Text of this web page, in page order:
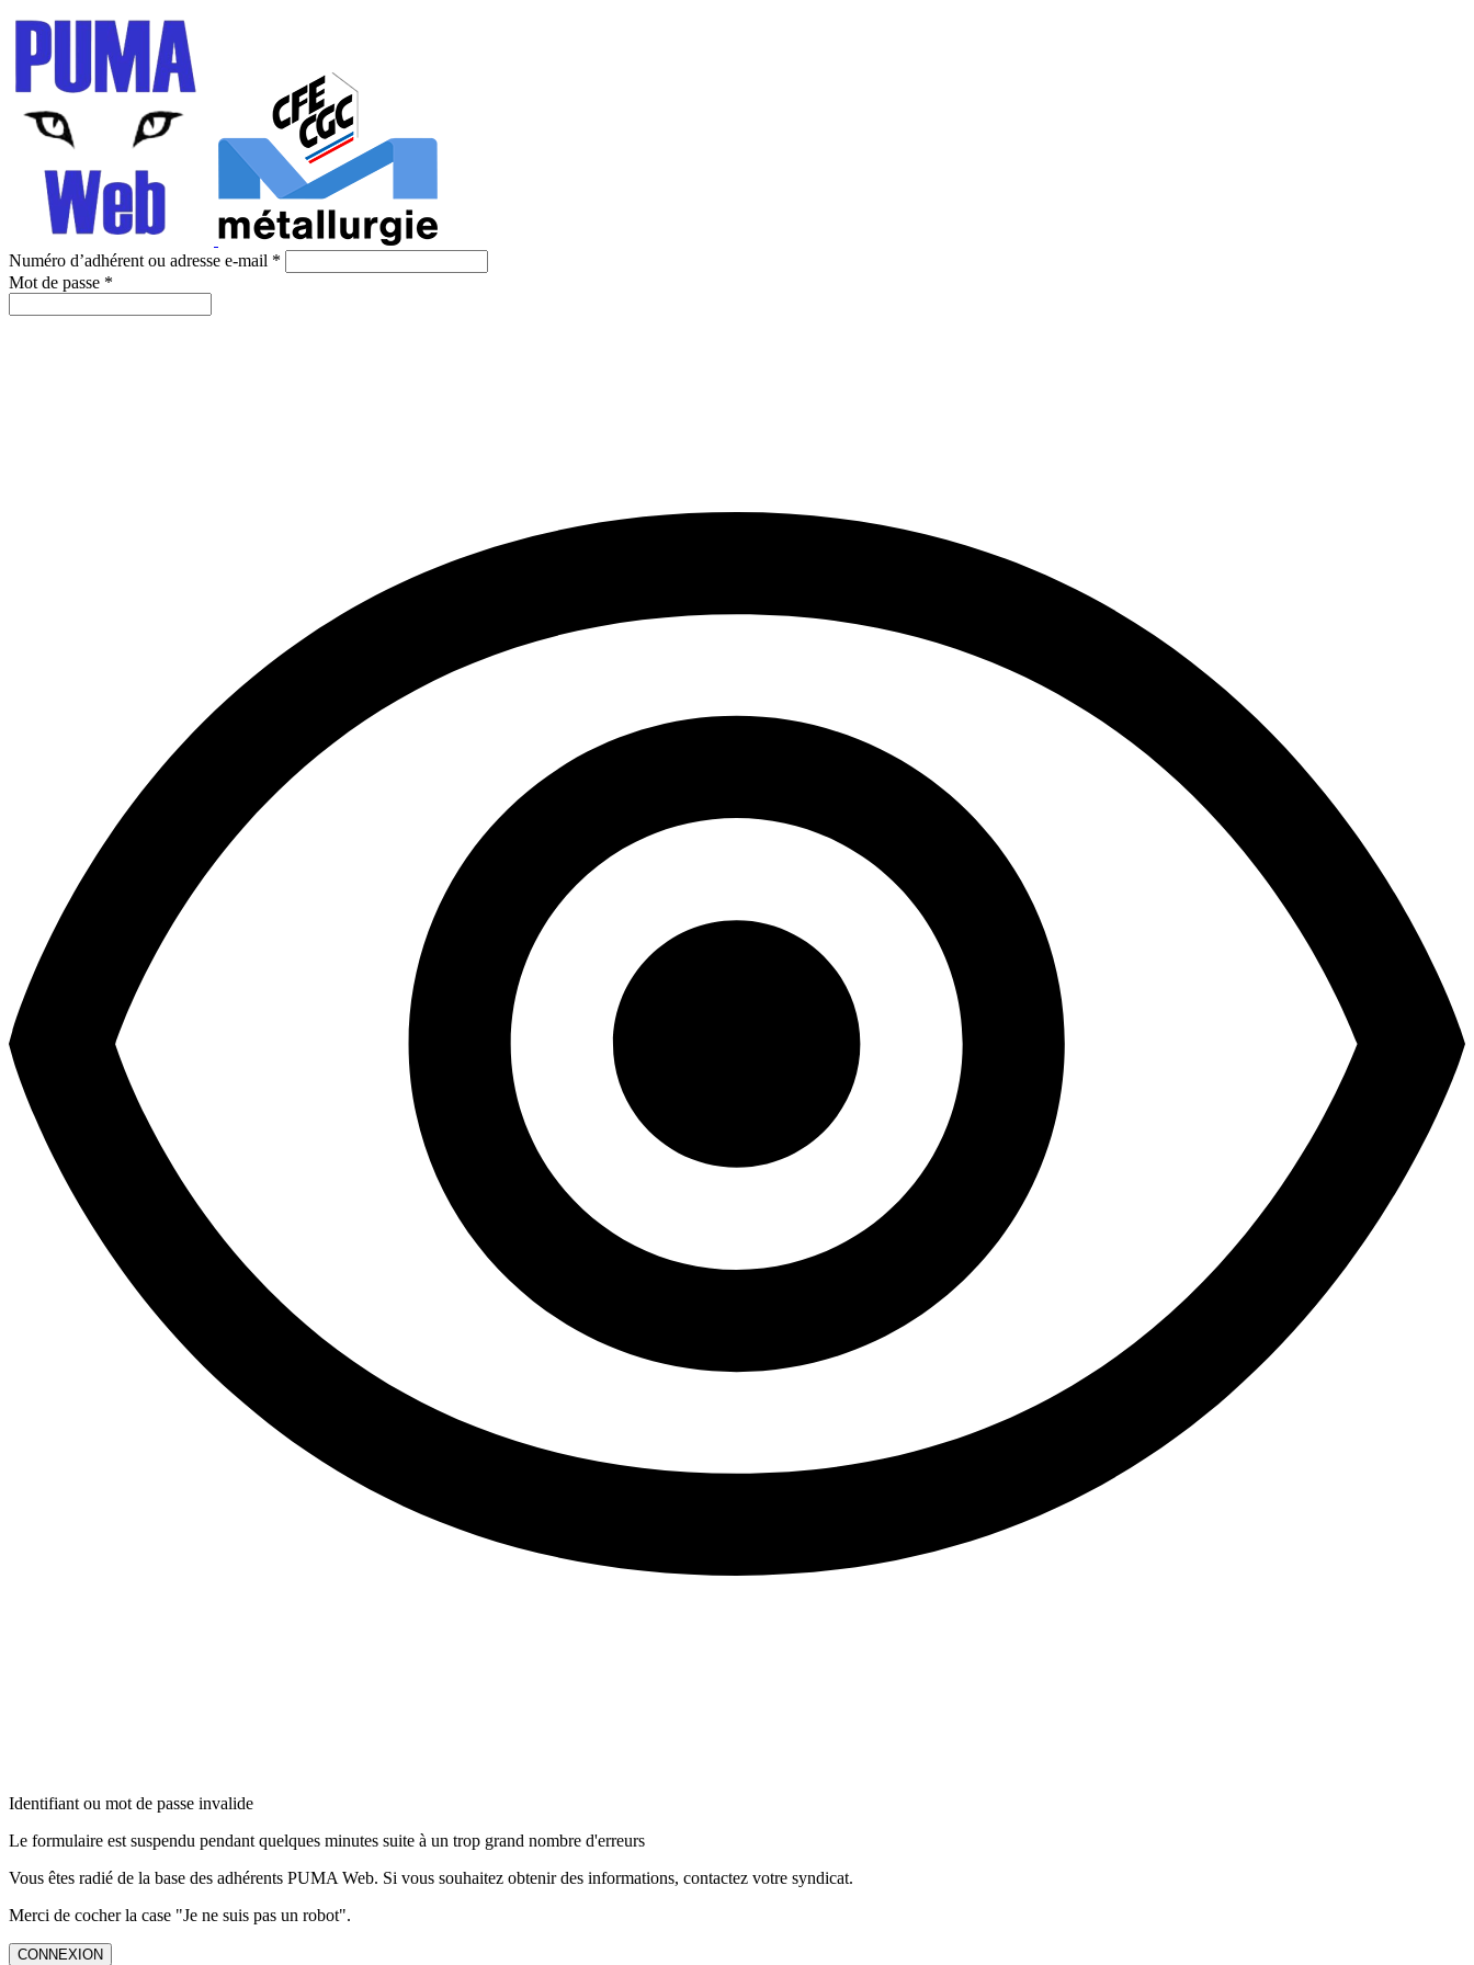
Numéro d’adhérent ou adresse e-mail *
Mot de passe *
Identifiant ou mot de passe invalide
Le formulaire est suspendu pendant quelques minutes suite à un trop grand nombre d'erreurs
Vous êtes radié de la base des adhérents PUMA Web. Si vous souhaitez obtenir des informations, contactez votre syndicat.
Merci de cocher la case "Je ne suis pas un robot".
CONNEXION